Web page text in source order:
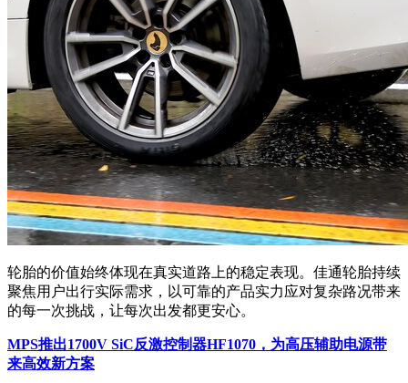
轮胎的价值始终体现在真实道路上的稳定表现。佳通轮胎持续
聚焦用户出行实际需求，以可靠的产品实力应对复杂路况带来
的每一次挑战，让每次出发都更安心。
MPS推出1700V SiC反激控制器HF1070，为高压辅助电源带
来高效新方案